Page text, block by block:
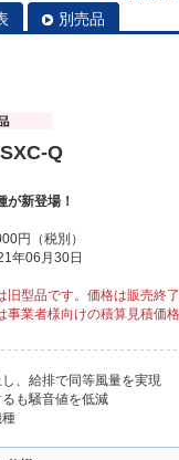
別売品
Q
が新登場！
円（税別）
年06月30日
旧型品です。価格は販売終
業者様向けの積算見積価
、給排で同等風量を実現
も騒音値を低減
種